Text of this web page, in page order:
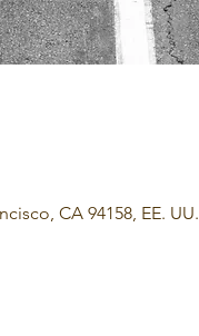
CA 94158, EE. UU.